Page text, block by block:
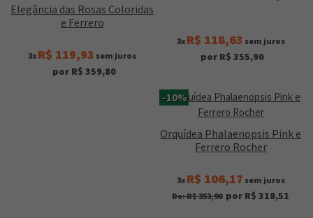
Elegância das Rosas Coloridas
e Ferrero
3x R$ 119,93 sem juros
por R$ 359,80
3x R$ 118,63 sem juros
por R$ 355,90
-10%
Orquídea Phalaenopsis Pink e
Ferrero Rocher
3x R$ 106,17 sem juros
De: R$ 353,90 por R$ 318,51